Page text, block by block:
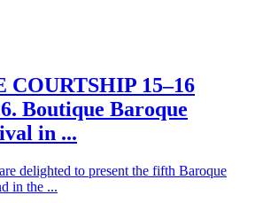
COURTSHIP 15–16
Boutique Baroque
in ...
delighted to present the fifth Baroque
in the ...